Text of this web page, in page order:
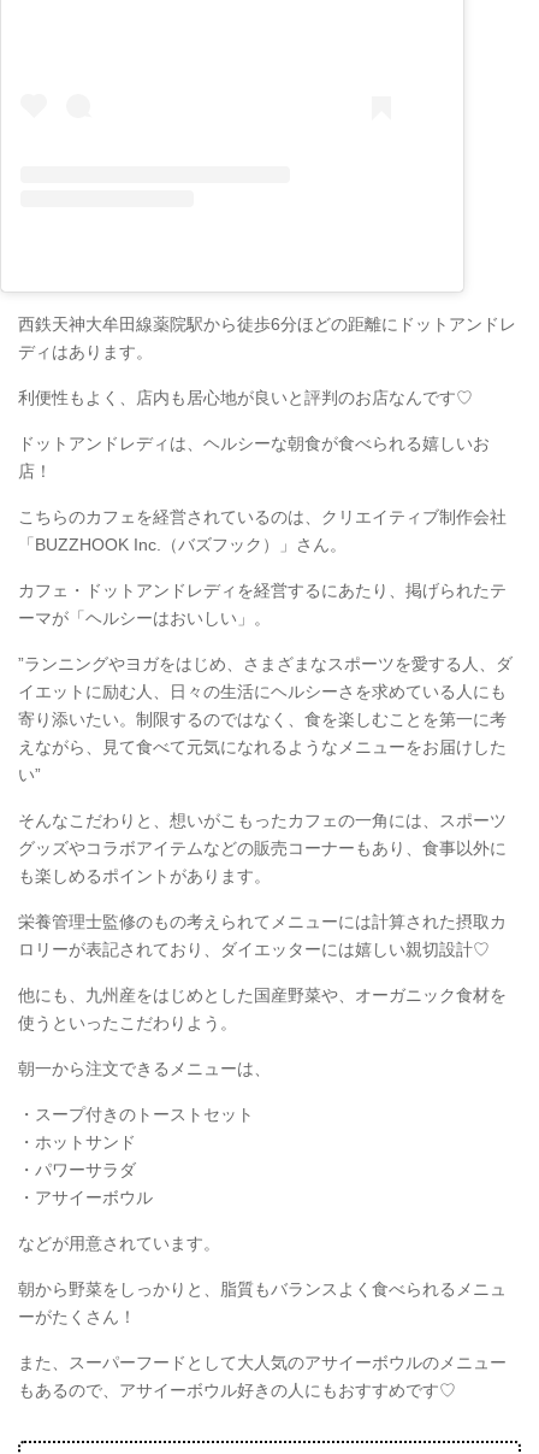
西鉄天神大牟田線薬院駅から徒歩6分ほどの距離にドットアンドレ
ディはあります。
利便性もよく、店内も居心地が良いと評判のお店なんです♡
ドットアンドレディは、ヘルシーな朝食が食べられる嬉しいお
店！
こちらのカフェを経営されているのは、クリエイティブ制作会社
「BUZZHOOK Inc.（バズフック）」さん。
カフェ・ドットアンドレディを経営するにあたり、掲げられたテ
ーマが「ヘルシーはおいしい」。
”ランニングやヨガをはじめ、さまざまなスポーツを愛する人、ダ
イエットに励む人、日々の生活にヘルシーさを求めている人にも
寄り添いたい。制限するのではなく、食を楽しむことを第一に考
えながら、見て食べて元気になれるようなメニューをお届けした
い”
そんなこだわりと、想いがこもったカフェの一角には、スポーツ
グッズやコラボアイテムなどの販売コーナーもあり、食事以外に
も楽しめるポイントがあります。
栄養管理士監修のもの考えられてメニューには計算された摂取カ
ロリーが表記されており、ダイエッターには嬉しい親切設計♡
他にも、九州産をはじめとした国産野菜や、オーガニック食材を
使うといったこだわりよう。
朝一から注文できるメニューは、
・スープ付きのトーストセット
・ホットサンド
・パワーサラダ
・アサイーボウル
などが用意されています。
朝から野菜をしっかりと、脂質もバランスよく食べられるメニュ
ーがたくさん！
また、スーパーフードとして大人気のアサイーボウルのメニュー
もあるので、アサイーボウル好きの人にもおすすめです♡